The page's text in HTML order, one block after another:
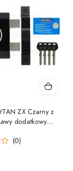
ZX Czarny z
dodatkowy
(0)